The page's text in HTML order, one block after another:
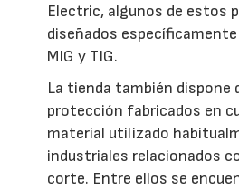
Electric, algunos de estos
diseñados
MIG y TIG.
La tienda también dispone
protección fabricados en
material utilizado
industriales relacionados
corte. Entre ellos se